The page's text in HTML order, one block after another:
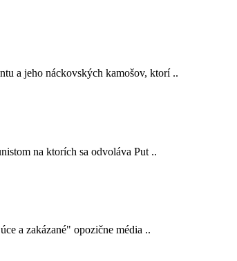
a jeho náckovských kamošov, ktorí ..
na ktorích sa odvoláva Put ..
a zakázané" opozične média ..